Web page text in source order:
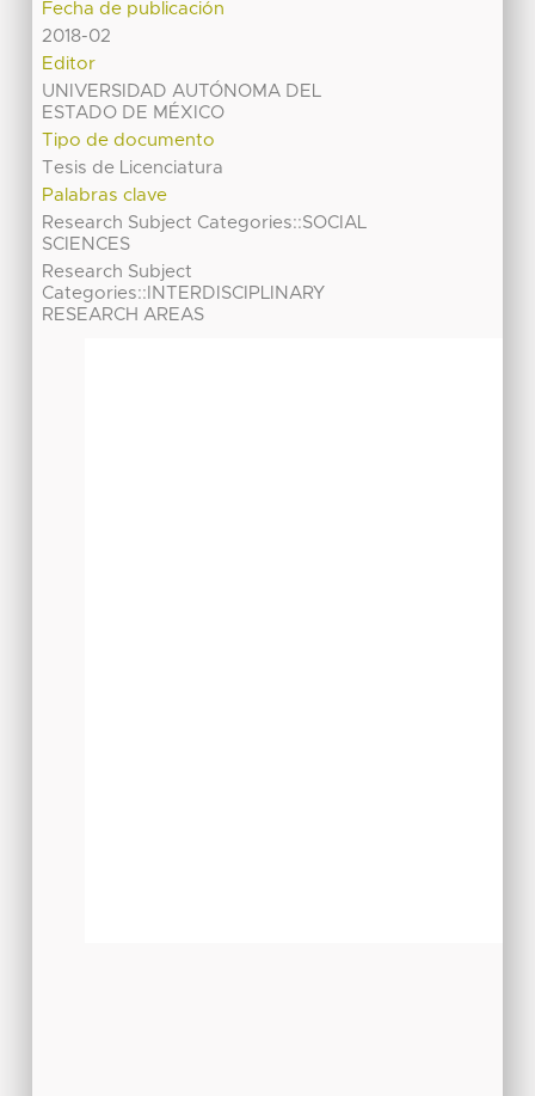
Fecha de publicación
2018-02
Editor
UNIVERSIDAD AUTÓNOMA DEL
ESTADO DE MÉXICO
Tipo de documento
Tesis de Licenciatura
Palabras clave
Research Subject Categories::SOCIAL
SCIENCES
Research Subject
Categories::INTERDISCIPLINARY
RESEARCH AREAS